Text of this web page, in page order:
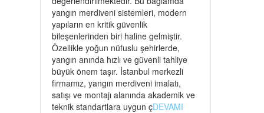
yangın merdiveni sistemleri, modern
yapıların en kritik güvenlik
bileşenlerinden biri haline gelmiştir.
Özellikle yoğun nüfuslu şehirlerde,
yangın anında hızlı ve güvenli tahliye
büyük önem taşır. İstanbul merkezli
firmamız, yangın merdiveni imalatı,
satışı ve montajı alanında akademik ve
teknik standartlara uygun çDEVAMI